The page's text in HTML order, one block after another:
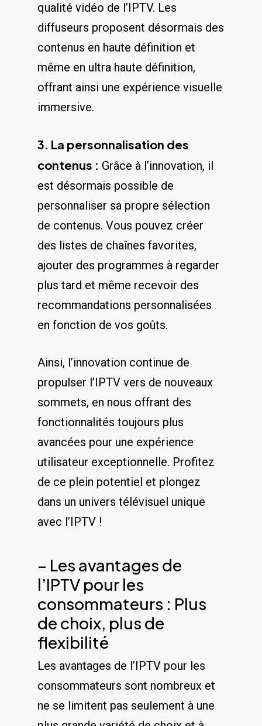
qualité ‍vidéo​ de l’IPTV. Les
diffuseurs proposent⁣ désormais des
contenus en haute définition et
même en ultra haute définition,
offrant ainsi une ⁣expérience visuelle
immersive.
3. La personnalisation‍ des
contenus : Grâce à ⁣l’innovation, il
⁢est désormais possible⁤ de‍
personnaliser sa ⁤propre sélection
de contenus. Vous pouvez créer
des listes de chaînes favorites,
ajouter ⁢des programmes à regarder⁢
plus tard et même recevoir des
recommandations personnalisées
en ‍fonction⁤ de vos goûts.
Ainsi, l’innovation continue de
propulser l’IPTV vers de nouveaux​
sommets, en nous offrant des
⁤fonctionnalités toujours plus
‌avancées‍ pour une expérience
utilisateur exceptionnelle. Profitez
de ce⁤ plein potentiel ‍et plongez
dans un ‌univers télévisuel unique
⁢avec l’IPTV !
– Les avantages de
l’IPTV pour les
consommateurs⁢ : Plus
de⁢ choix, plus de
flexibilité
Les‌ avantages de l’IPTV pour les
consommateurs sont nombreux et
ne se limitent pas seulement à une